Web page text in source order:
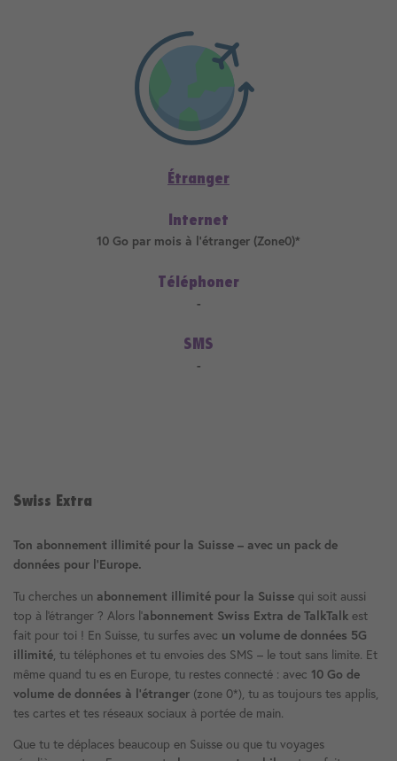
Étranger
Internet
10 Go par mois à l'étranger (Zone0)*
Téléphoner
-
SMS
-
Swiss Extra
Ton abonnement illimité pour la Suisse – avec un pack de
données pour l'Europe.
Tu cherches un abonnement illimité pour la Suisse qui soit aussi
top à l'étranger ? Alors l'abonnement Swiss Extra de TalkTalk est
fait pour toi ! En Suisse, tu surfes avec un volume de données 5G
illimité , tu téléphones et tu envoies des SMS – le tout sans limite. Et
même quand tu es en Europe, tu restes connecté : avec 10 Go de
volume de données à l'étranger (zone 0*), tu as toujours tes applis,
tes cartes et tes réseaux sociaux à portée de main.
Que tu te déplaces beaucoup en Suisse ou que tu voyages